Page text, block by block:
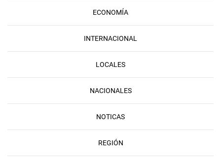
ECONOMÍA
INTERNACIONAL
LOCALES
NACIONALES
NOTICAS
REGIÓN